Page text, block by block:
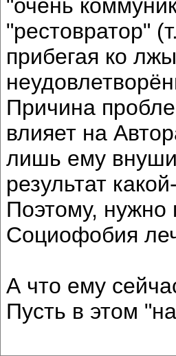
"очень
"рестовратор"
прибегая ко
Причина
влияет на
лишь ему
результат
Поэтому, нужно
Социофобия
А что ему
Пусть в этом